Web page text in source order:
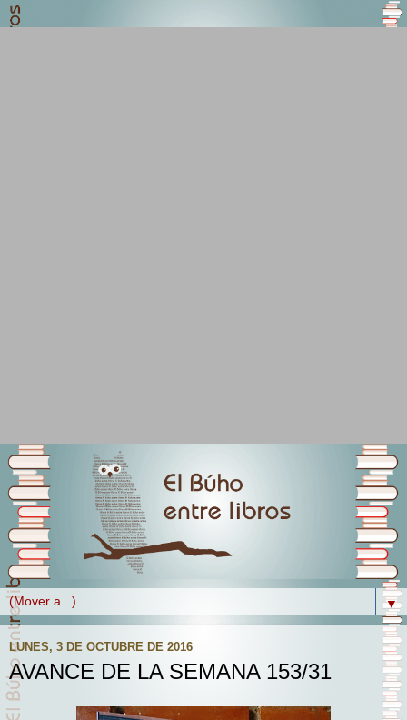
▼
LUNES, 3 DE OCTUBRE DE 2016
AVANCE DE LA SEMANA 153/31